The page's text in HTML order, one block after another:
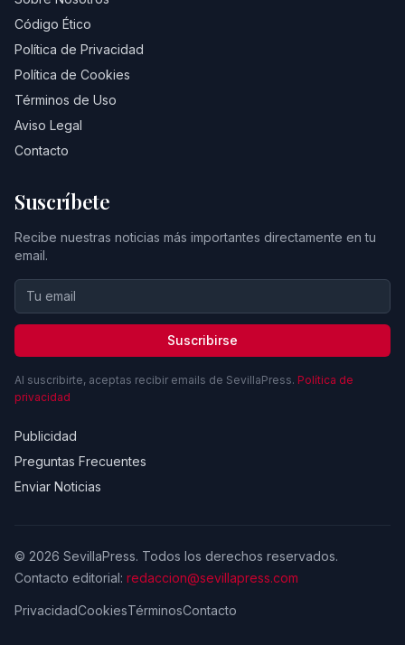
Código Ético
Política de Privacidad
Política de Cookies
Términos de Uso
Aviso Legal
Contacto
Suscríbete
Recibe nuestras noticias más importantes directamente en tu
email.
Suscribirse
Al suscribirte, aceptas recibir emails de SevillaPress. Política de
privacidad
Publicidad
Preguntas Frecuentes
Enviar Noticias
© 2026 SevillaPress. Todos los derechos reservados.
Contacto editorial: redaccion@sevillapress.com
PrivacidadCookiesTérminosContacto